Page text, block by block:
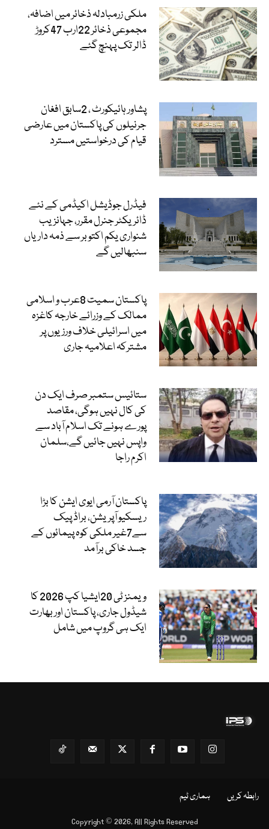
ملکی زرمبادلہ ذخائر میں اضافہ،
مجموعی ذخائر 22ارب 47کروڑ
ڈالر تک پہنچ گئے
پشاور ہائیکورٹ ، 2سابق افغان
جرنیلوں کی پاکستان میں عارضی
قیام کی درخواستیں مسترد
فیڈرل جوڈیشل اکیڈمی کے نئے
ڈائریکٹر جنرل مقرر، جہانزیب
شنواری یکم اکتوبر سے ذمہ داریاں
سنبھالیں گے
پاکستان سمیت 8عرب و اسلامی
ممالک کے وزرائے خارجہ کاغزہ
میں اسرائیلی خلاف ورزیوں پر
مشترکہ اعلامیہ جاری
ستائیس ستمبر صرف ایک دن
کی کال نہیں ہوگی، مقاصد
پورے ہونے تک اسلام آباد سے
واپس نہیں جائیں گے،سلمان
اکرم راجا
پاکستان آرمی ایوی ایشن کا بڑا
ریسکیو آپریشن، براڈ پیک
سے7غیر ملکی کوہ پیمائوں کے
جسد خاکی برآمد
ویمنز ٹی 20ایشیا کپ 2026 کا
شیڈول جاری، پاکستان اور بھارت
ایک ہی گروپ میں شامل
Copyright © 2026, All Rights Reserved
رابطہ کریں ہماری ٹیم